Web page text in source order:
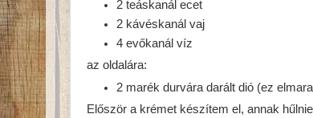
2 teáskanál ecet
2 kávéskanál vaj
4 evőkanál víz
az oldalára:
2 marék durvára darált dió (ez
Először a krémet készítem el, annak